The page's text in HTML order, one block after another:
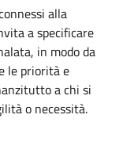
alla
a specificare
in modo da
le priorità e
a chi si
o necessità.